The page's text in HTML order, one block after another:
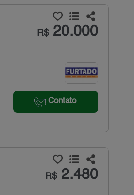
R$20.000
Contato
R$2.480